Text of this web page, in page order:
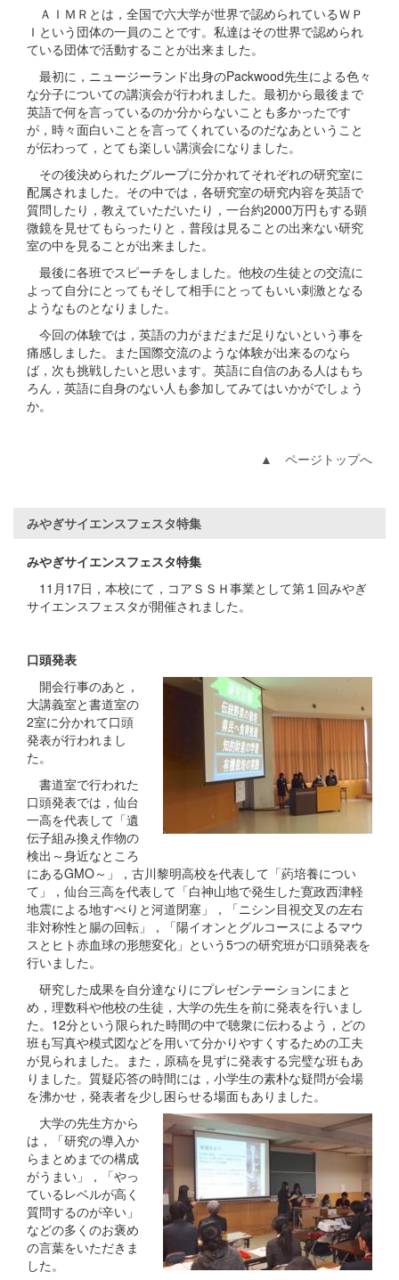
ＡＩＭＲとは，全国で六大学が世界で認められているＷＰ
Ｉという団体の一員のことです。私達はその世界で認められ
ている団体で活動することが出来ました。
最初に，ニュージーランド出身のPackwood先生による色々
な分子についての講演会が行われました。最初から最後まで
英語で何を言っているのか分からないことも多かったです
が，時々面白いことを言ってくれているのだなあということ
が伝わって，とても楽しい講演会になりました。
その後決められたグループに分かれてそれぞれの研究室に
配属されました。その中では，各研究室の研究内容を英語で
質問したり，教えていただいたり，一台約2000万円もする顕
微鏡を見せてもらったりと，普段は見ることの出来ない研究
室の中を見ることが出来ました。
最後に各班でスピーチをしました。他校の生徒との交流に
よって自分にとってもそして相手にとってもいい刺激となる
ようなものとなりました。
今回の体験では，英語の力がまだまだ足りないという事を
痛感しました。また国際交流のような体験が出来るのなら
ば，次も挑戦したいと思います。英語に自信のある人はもち
ろん，英語に自身のない人も参加してみてはいかがでしょう
か。
▲ ページトップへ
みやぎサイエンスフェスタ特集
みやぎサイエンスフェスタ特集
11月17日，本校にて，コアＳＳＨ事業として第１回みやぎ
サイエンスフェスタが開催されました。
口頭発表
開会行事のあと，
大講義室と書道室の
2室に分かれて口頭
発表が行われまし
た。
書道室で行われた
口頭発表では，仙台
一高を代表して「遺
伝子組み換え作物の
検出～身近なところ
にあるGMO～」，古川黎明高校を代表して「葯培養につい
て」，仙台三高を代表して「白神山地で発生した寛政西津軽
地震による地すべりと河道閉塞」，「ニシン目視交叉の左右
非対称性と腸の回転」，「陽イオンとグルコースによるマウ
スとヒト赤血球の形態変化」という5つの研究班が口頭発表を
行いました。
研究した成果を自分達なりにプレゼンテーションにまと
め，理数科や他校の生徒，大学の先生を前に発表を行いまし
た。12分という限られた時間の中で聴衆に伝わるよう，どの
班も写真や模式図などを用いて分かりやすくするための工夫
が見られました。また，原稿を見ずに発表する完璧な班もあ
りました。質疑応答の時間には，小学生の素朴な疑問が会場
を沸かせ，発表者を少し困らせる場面もありました。
大学の先生方から
は，「研究の導入か
らまとめまでの構成
がうまい」，「やっ
ているレベルが高く
質問するのが辛い」
などの多くのお褒め
の言葉をいただきま
した。